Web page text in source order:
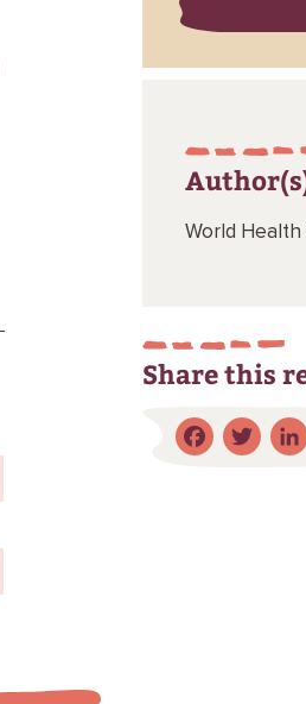
World Health
Share this